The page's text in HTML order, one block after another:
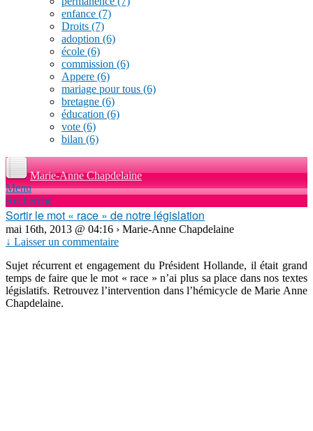
enfance (7)
Droits (7)
adoption (6)
école (6)
commission (6)
Appere (6)
mariage pour tous (6)
bretagne (6)
éducation (6)
vote (6)
bilan (6)
Marie-Anne Chapdelaine
Menu
Recherche
Sortir le mot « race » de notre législation
mai 16th, 2013 @ 04:16 › Marie-Anne Chapdelaine
↓ Laisser un commentaire
Sujet récurrent et engagement du Président Hollande, il était grand
temps de faire que le mot « race » n’ai plus sa place dans nos textes
législatifs. Retrouvez l’intervention dans l’hémicycle de Marie Anne
Chapdelaine.